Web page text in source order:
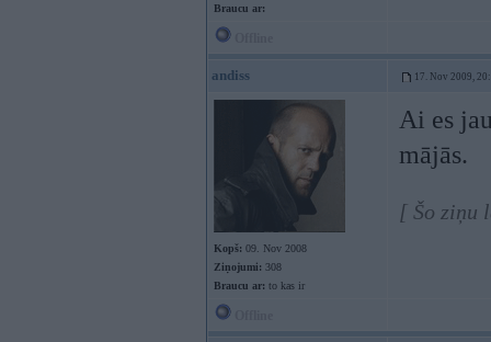
Braucu ar:
andiss 17. Nov 2009,
Kopš: 09. Nov 2008
Ziņojumi: 308
Braucu ar: to kas ir
Ai es
mājās.
[ Šo ziņu